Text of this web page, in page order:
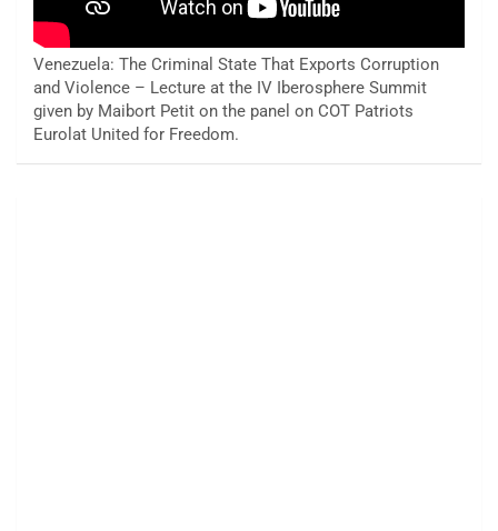
Venezuela: The Criminal State That Exports Corruption
and Violence – Lecture at the IV Iberosphere Summit
given by Maibort Petit on the panel on COT Patriots
Eurolat United for Freedom.